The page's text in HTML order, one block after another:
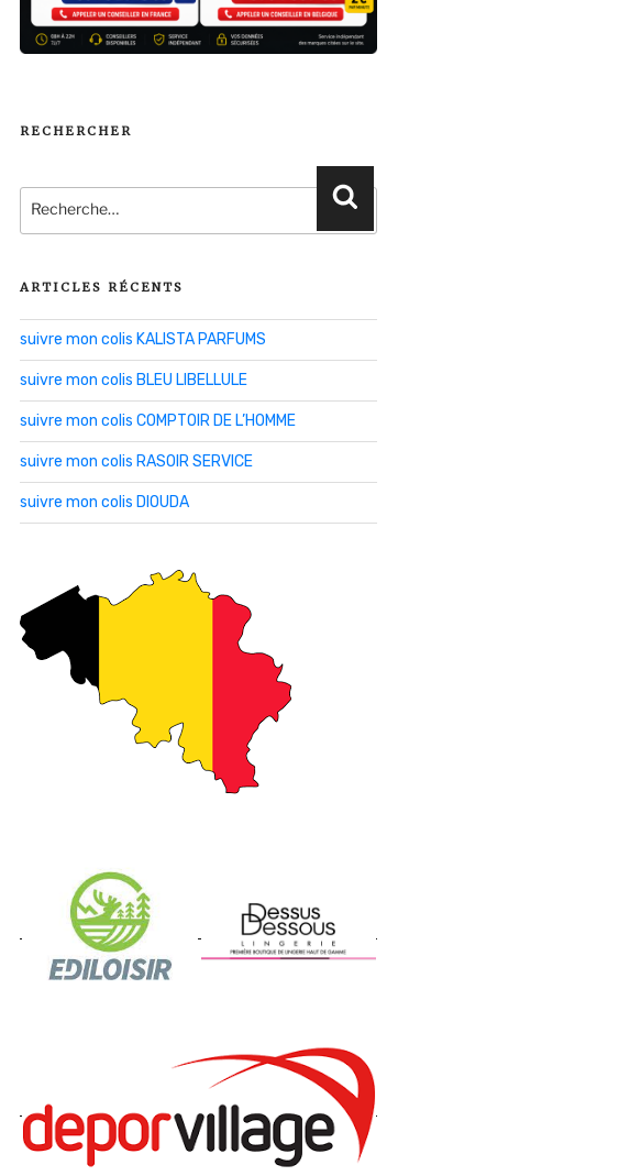
RECHERCHER
pour
:
Recherche
ARTICLES RÉCENTS
suivre mon colis KALISTA PARFUMS
suivre mon colis BLEU LIBELLULE
suivre mon colis COMPTOIR DE L’HOMME
suivre mon colis RASOIR SERVICE
suivre mon colis DIOUDA